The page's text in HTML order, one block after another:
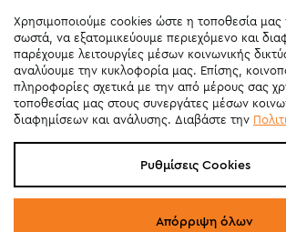
ΝΕΟ
Χρησιμοποιούμε cookies ώστε η τοποθεσία μας
σωστά, να εξατομικεύουμε περιεχόμενο και
παρέχουμε λειτουργίες μέσων κοινωνικής
αναλύουμε την κυκλοφορία μας. Επίσης,
πληροφορίες σχετικά με την από μέρους σας
τοποθεσίας μας στους συνεργάτες μέσων
διαφημίσεων και ανάλυσης. Διαβάστε την
Ρυθμίσεις Cookies
Απόρριψη όλων